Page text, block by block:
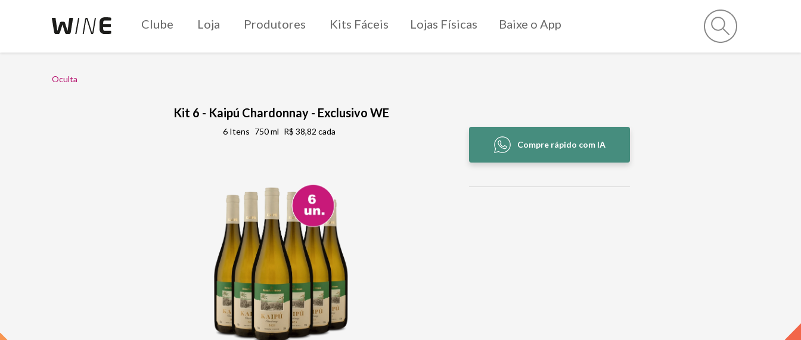
Clube Loja Produtores Kits Fáceis Lojas Físicas Baixe o App
Oculta
Kit 6 - Kaipú Chardonnay - Exclusivo WE
6 Itens 750 ml R$ 38,82 cada
Compre rápido com IA